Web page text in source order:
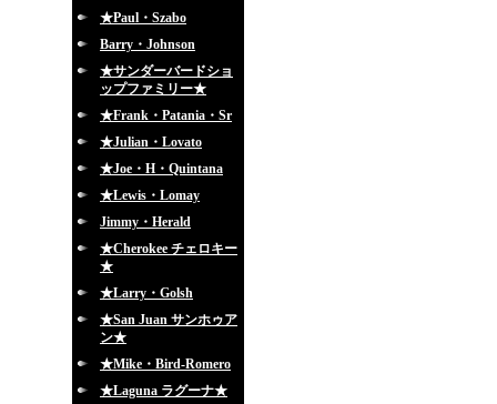
★Paul・Szabo
Barry・Johnson
★サンダーバードショ
ップファミリー★
★Frank・Patania・Sr
★Julian・Lovato
★Joe・H・Quintana
★Lewis・Lomay
Jimmy・Herald
★Cherokee チェロキー
★
★Larry・Golsh
★San Juan サンホゥア
ン★
★Mike・Bird-Romero
★Laguna ラグーナ★